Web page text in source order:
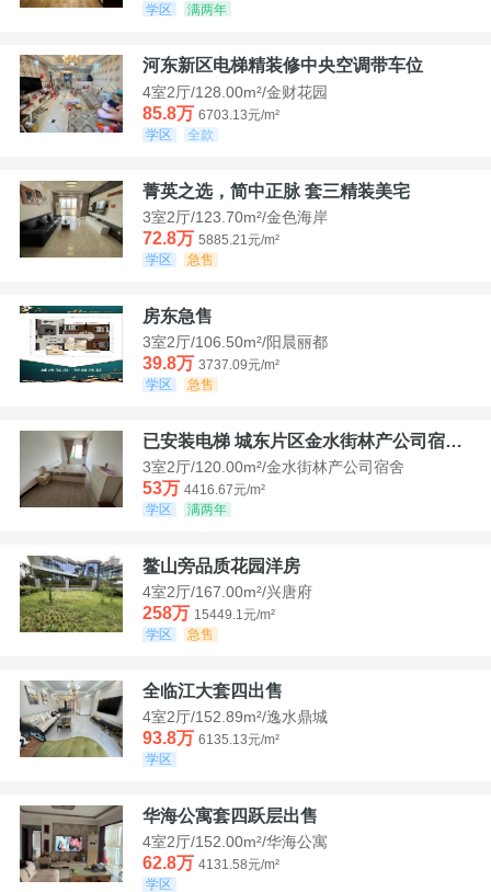
学区
满两年
河东新区电梯精装修中央空调带车位
4室2厅/128.00m²/金财花园
85.8万 6703.13元/m²
学区
全款
菁英之选，简中正脉 套三精装美宅
3室2厅/123.70m²/金色海岸
72.8万 5885.21元/m²
学区
急售
房东急售
3室2厅/106.50m²/阳晨丽都
39.8万 3737.09元/m²
学区
急售
已安装电梯 城东片区金水街林产公司宿舍套三可看江景
3室2厅/120.00m²/金水街林产公司宿舍
53万 4416.67元/m²
学区
满两年
鳌山旁品质花园洋房
4室2厅/167.00m²/兴唐府
258万 15449.1元/m²
学区
急售
全临江大套四出售
4室2厅/152.89m²/逸水鼎城
93.8万 6135.13元/m²
学区
华海公寓套四跃层出售
4室2厅/152.00m²/华海公寓
62.8万 4131.58元/m²
学区